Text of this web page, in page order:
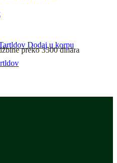
preko 3500 dinara
Dodaj u korpu